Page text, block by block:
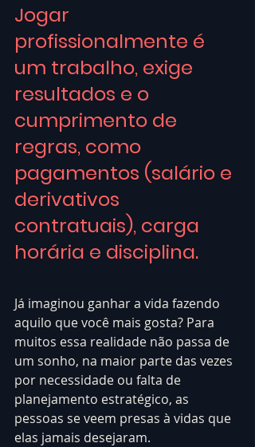
Jogar
profissionalmente é
um trabalho, exige
resultados e o
cumprimento de
regras, como
pagamentos (salário e
derivativos
contratuais), carga
horária e disciplina.
Já imaginou ganhar a vida fazendo
aquilo que você mais gosta? Para
muitos essa realidade não passa de
um sonho, na maior parte das vezes
por necessidade ou falta de
planejamento estratégico, as
pessoas se veem presas à vidas que
elas jamais desejaram.